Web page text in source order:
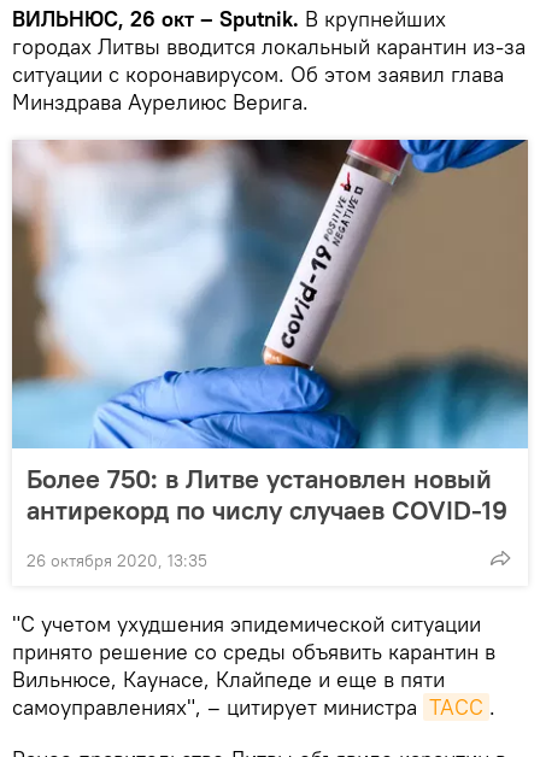
ВИЛЬНЮС, 26 окт – Sputnik. В крупнейших
городах Литвы вводится локальный карантин из-за
ситуации с коронавирусом. Об этом заявил глава
Минздрава Аурелиюс Верига.
Более 750: в Литве установлен новый
антирекорд по числу случаев COVID-19
26 октября 2020, 13:35
"С учетом ухудшения эпидемической ситуации
принято решение со среды объявить карантин в
Вильнюсе, Каунасе, Клайпеде и еще в пяти
самоуправлениях", – цитирует министра ТАСС .